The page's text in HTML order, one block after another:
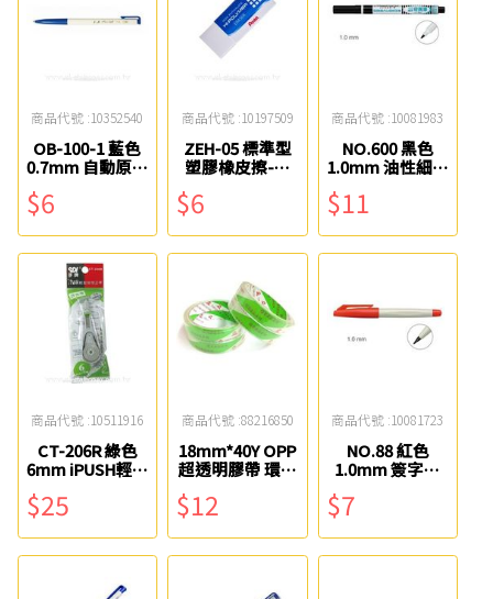
商品代號 :10352540
OB-100-1 藍色
0.7mm 自動原子
$6
商品代號 :10197509
ZEH-05 標準型
塑膠橡皮擦-小
$6
商品代號 :10081983
NO.600 黑色
1.0mm 油性細字
$11
商品代號 :10511916
CT-206R 綠色
6mm iPUSH輕鬆
$25
商品代號 :88216850
18mm*40Y OPP
超透明膠帶 環美
$12
商品代號 :10081723
NO.88 紅色
1.0mm 簽字筆
$7